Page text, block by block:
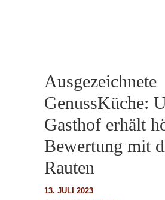
Ausgezeichnete
GenussKüche:
Gasthof erhält
Bewertung mit
Rauten
13. JULI 2023